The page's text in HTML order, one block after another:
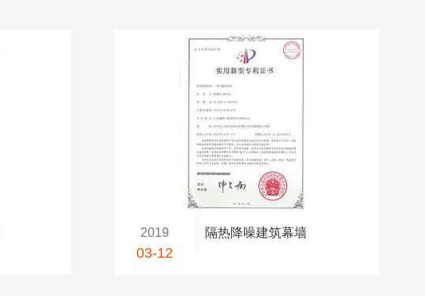
2019
03-12
隔热降噪建筑幕墙